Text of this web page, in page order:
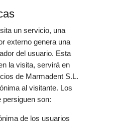
un servicio, una
externo genera una
del usuario. Esta
la visita, servirá en
de Marmadent S.L.
al visitante. Los
persiguen son:
de los usuarios